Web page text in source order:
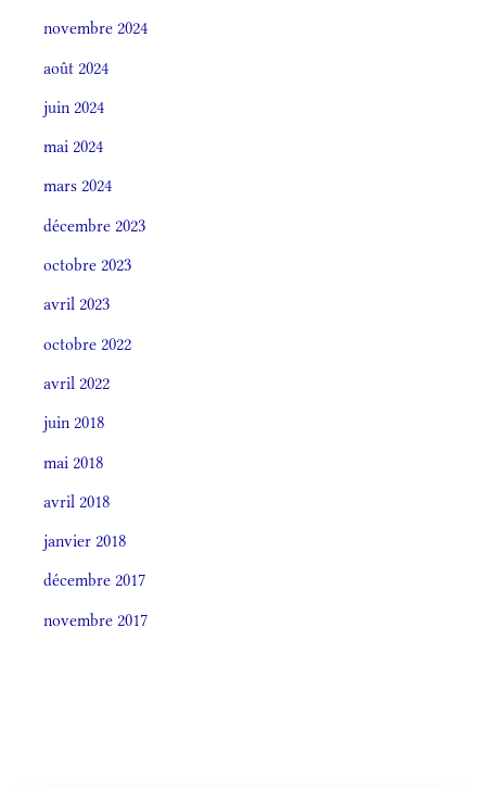
novembre 2024
août 2024
juin 2024
mai 2024
mars 2024
décembre 2023
octobre 2023
avril 2023
octobre 2022
avril 2022
juin 2018
mai 2018
avril 2018
janvier 2018
décembre 2017
novembre 2017